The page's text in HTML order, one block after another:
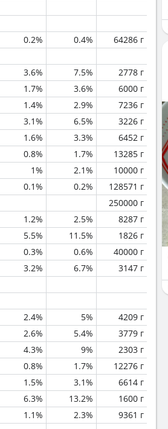
0.2% 0.4%
64286 г
3.6% 7.5%
2778 г
1.7% 3.6%
6000 г
1.4% 2.9%
7236 г
3.1% 6.5%
3226 г
1.6% 3.3%
6452 г
0.8% 1.7%
13285 г
1% 2.1%
10000 г
0.1% 0.2%
128571 г
250000 г
1.2% 2.5%
8287 г
5.5% 11.5%
1826 г
0.3% 0.6%
40000 г
3.2% 6.7%
3147 г
2.4% 5%
4209 г
2.6% 5.4%
3779 г
4.3% 9%
2303 г
0.8% 1.7%
12276 г
1.5% 3.1%
6614 г
6.3% 13.2%
1600 г
1.1% 2.3% 9361 г